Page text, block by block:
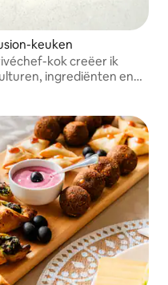
keuken
kok creëer ik
ingrediënten en